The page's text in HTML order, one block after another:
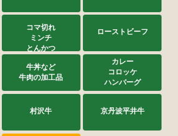
ーストビーフは今まで食べたことの
ーフとタレの組み合わせも最高で
いです
なかったのですがこのローストビー
値があると思います
お礼品として送りました。
シーで今まだ食べた事がないほどの
コマ切れ
ミンチ
とんかつ
ローストビーフ
牛丼など
牛肉の加工品
カレー
コロッケ
ハンバーグ
村沢牛 京丹波平井牛